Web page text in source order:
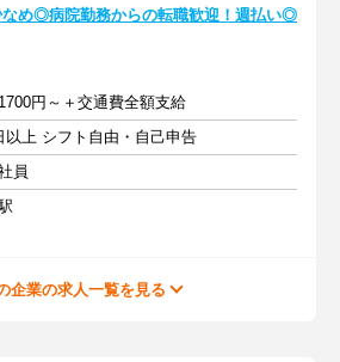
なめ◎病院勤務からの転職歓迎！週払い◎
円～＋交通費全額支給
以上 シフト自由・自己申告
員
企業の求人一覧を見る